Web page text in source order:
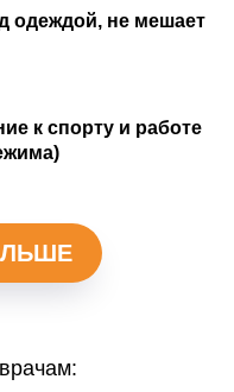
одеждой, не мешает
к спорту и работе